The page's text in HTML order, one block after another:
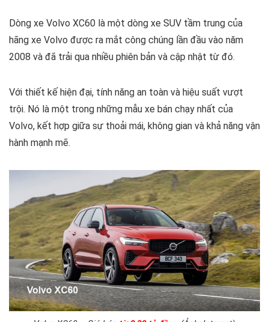
Dòng xe Volvo XC60 là một dòng xe SUV tầm trung của
hãng xe Volvo được ra mắt công chúng lần đầu vào năm
2008 và đã trải qua nhiều phiên bản và cập nhật từ đó.
Với thiết kế hiện đại, tính năng an toàn và hiệu suất vượt
trội. Nó là một trong những mẫu xe bán chạy nhất của
Volvo, kết hợp giữa sự thoải mái, không gian và khả năng vận
hành mạnh mẽ.